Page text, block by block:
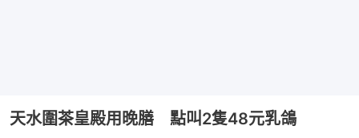
天水圍茶皇殿用晚膳 點叫2隻48元乳鴿